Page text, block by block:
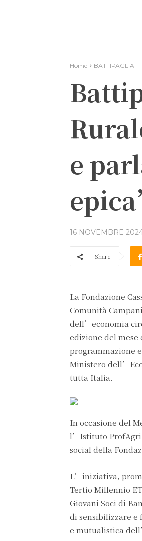
Home BATTIPAGLIA
e
16 NOVEMBRE
Share
La Fondazione
Comunità
dell’economia
edizione del
programmazione
Ministero
tutta Italia.
In occasione del
l’Istituto ProfAgri
social della
L’iniziativa,
Tertio Millennio
Giovani Soci di
di sensibilizzare e
e mutualistica